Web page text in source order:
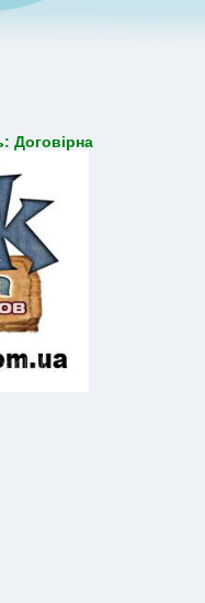
Договірна